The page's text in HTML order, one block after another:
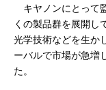
キヤノンにとって
くの製品群を展開し
光学技術などを生か
ーバルで市場が急増
た。